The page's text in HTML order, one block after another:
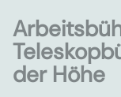
der Höhe